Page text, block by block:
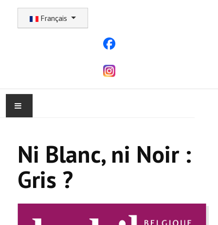
Français
ACTUALITÉ
COMMUNAUTÉ
EVÉNEMENTS
Ni Blanc, ni Noir :
Gris ?